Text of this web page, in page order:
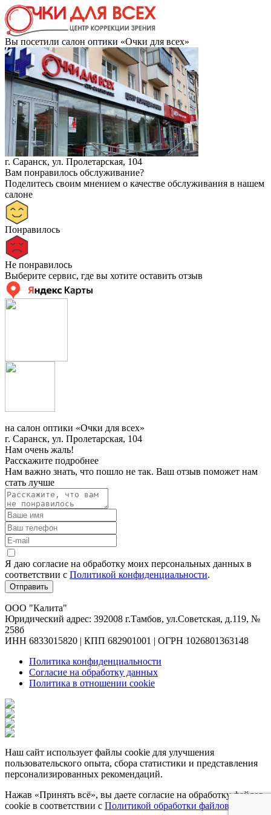
Вы посетили салон оптики «Очки для всех»
г. Саранск, ул. Пролетарская, 104
Вам понравилось обслуживание?
Поделитесь своим мнением о качестве обслуживания в нашем
салоне
Понравилось
Не понравилось
Выберите сервис, где вы хотите оставить отзыв
на салон оптики «Очки для всех»
г. Саранск, ул. Пролетарская, 104
Нам очень жаль!
Расскажите подробнее
Нам важно знать, что пошло не так. Ваш отзыв поможет нам
стать лучше
Я даю согласие на обработку моих персональных данных в
соответствии c Политикой конфиденциальности.
Отправить
ООО "Калита"
Юридический адрес: 392008 г.Тамбов, ул.Советская, д.119, №
258б
ИНН 6833015820 | КПП 682901001 | ОГРН 1026801363148
Политика конфиденциальности
Согласие на обработку данных
Политика в отношении cookie
Наш сайт использует файлы cookie для улучшения
пользовательского опыта, сбора статистики и представления
персонализированных рекомендаций.
Нажав «Принять всё», вы даете согласие на обработку файлов
cookie в соответствии с Политикой обработки файлов cookie